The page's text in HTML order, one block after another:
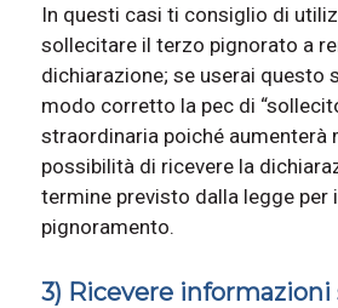
In questi casi ti consiglio di
sollecitare il terzo pignorato a
dichiarazione; se userai questo
modo corretto la pec di
straordinaria poiché aumenterà
possibilità di ricevere la
termine previsto dalla legge per
pignoramento.
3) Ricevere